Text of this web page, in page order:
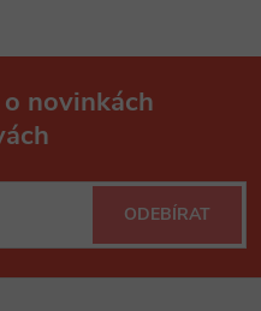
novinkách
ODEBÍRAT